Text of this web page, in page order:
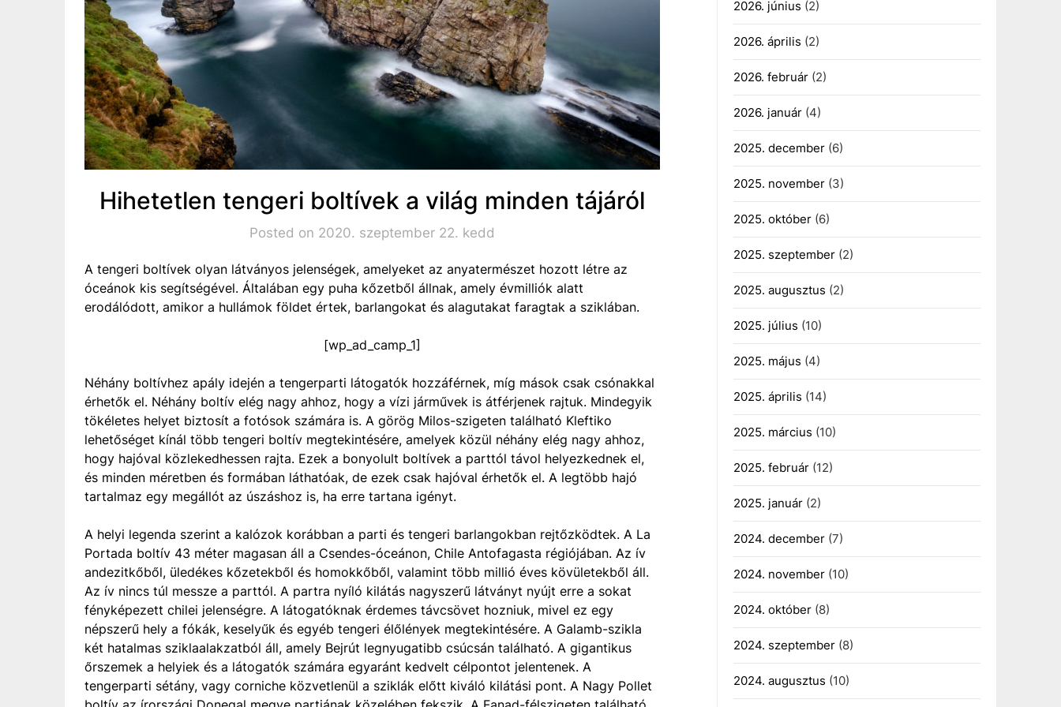
Hihetetlen tengeri boltívek a világ minden tájáról
Posted on 2020. szeptember 22. kedd
A tengeri boltívek olyan látványos jelenségek, amelyeket az anyatermészet hozott létre az
óceánok kis segítségével. Általában egy puha kőzetből állnak, amely évmilliók alatt
erodálódott, amikor a hullámok földet értek, barlangokat és alagutakat faragtak a sziklában.
[wp_ad_camp_1]
Néhány boltívhez apály idején a tengerparti látogatók hozzáférnek, míg mások csak csónakkal
érhetők el. Néhány boltív elég nagy ahhoz, hogy a vízi járművek is átférjenek rajtuk. Mindegyik
tökéletes helyet biztosít a fotósok számára is. A görög Milos-szigeten található Kleftiko
lehetőséget kínál több tengeri boltív megtekintésére, amelyek közül néhány elég nagy ahhoz,
hogy hajóval közlekedhessen rajta. Ezek a bonyolult boltívek a parttól távol helyezkednek el,
és minden méretben és formában láthatóak, de ezek csak hajóval érhetők el. A legtöbb hajó
tartalmaz egy megállót az úszáshoz is, ha erre tartana igényt.
A helyi legenda szerint a kalózok korábban a parti és tengeri barlangokban rejtőzködtek. A La
Portada boltív 43 méter magasan áll a Csendes-óceánon, Chile Antofagasta régiójában. Az ív
andezitkőből, üledékes kőzetekből és homokkőből, valamint több millió éves kövületekből áll.
Az ív nincs túl messze a parttól. A partra nyíló kilátás nagyszerű látványt nyújt erre a sokat
fényképezett chilei jelenségre. A látogatóknak érdemes távcsövet hozniuk, mivel ez egy
népszerű hely a fókák, keselyűk és egyéb tengeri élőlények megtekintésére. A Galamb-szikla
két hatalmas sziklaalakzatból áll, amely Bejrút legnyugatibb csúcsán található. A gigantikus
őrszemek a helyiek és a látogatók számára egyaránt kedvelt célpontot jelentenek. A
tengerparti sétány, vagy corniche közvetlenül a sziklák előtt kiváló kilátási pont. A Nagy Pollet
2026. június (2)
2026. április (2)
2026. február(2)
2026. január(4)
2025. december(6)
2025. november(3)
2025. október(6)
2025. szeptember(2)
2025. augusztus (2)
2025. július (10)
2025. május (4)
2025. április (14)
2025. március (10)
2025. február(12)
2025. január(2)
2024. december(7)
2024. november(10)
2024. október(8)
2024. szeptember(8)
2024. augusztus (10)